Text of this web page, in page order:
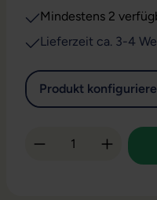
Mindestens 2
Lieferzeit ca. 3-4
Produkt
Produkt